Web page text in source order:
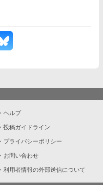
ヘルプ
投稿ガイドライン
プライバシーポリシー
お問い合わせ
利用者情報の外部送信について